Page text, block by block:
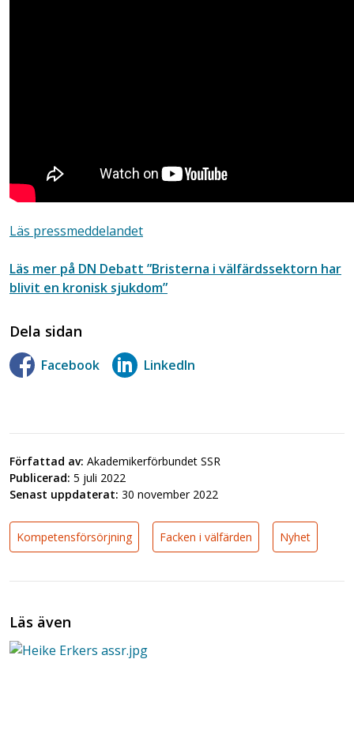
Läs pressmeddelandet
Läs mer på DN Debatt ”Bristerna i välfärdssektorn har
blivit en kronisk sjukdom”
Dela sidan
Facebook LinkedIn
Författad av: Akademikerförbundet SSR
Publicerad: 5 juli 2022
Senast uppdaterat: 30 november 2022
Kompetensförsörjning Facken i välfärden Nyhet
Läs även